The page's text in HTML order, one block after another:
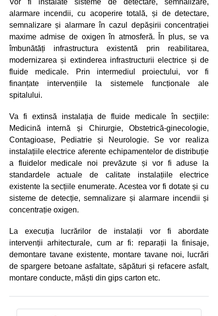
Vor fi instalate sisteme de detectare, semnalizare,
alarmare incendii, cu acoperire totală, și de detectare,
semnalizare și alarmare în cazul depășirii concentrației
maxime admise de oxigen în atmosferă. În plus, se va
îmbunătăți infrastructura existentă prin reabilitarea,
modernizarea și extinderea infrastructurii electrice și de
fluide medicale. Prin intermediul proiectului, vor fi
finanțate intervențiile la sistemele funcționale ale
spitalului.
Va fi extinsă instalația de fluide medicale în secțiile:
Medicină internă și Chirurgie, Obstetrică-ginecologie,
Contagioase, Pediatrie și Neurologie. Se vor realiza
instalațiile electrice aferente echipamentelor de distribuție
a fluidelor medicale noi prevăzute și vor fi aduse la
standardele actuale de calitate instalațiile electrice
existente la secțiile enumerate. Acestea vor fi dotate și cu
sisteme de detecție, semnalizare și alarmare incendii și
concentrație oxigen.
La execuția lucrărilor de instalații vor fi abordate
intervenții arhitecturale, cum ar fi: reparații la finisaje,
demontare tavane existente, montare tavane noi, lucrări
de spargere betoane asfaltate, săpături și refacere asfalt,
montare conducte, măști din gips carton etc.